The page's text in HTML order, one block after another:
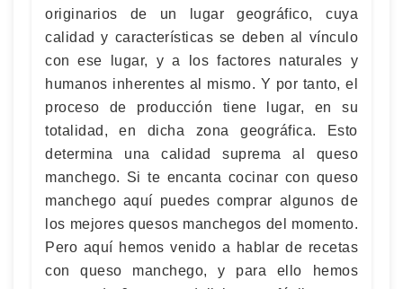
originarios de un lugar geográfico, cuya
calidad y características se deben al vínculo
con ese lugar, y a los factores naturales y
humanos inherentes al mismo. Y por tanto, el
proceso de producción tiene lugar, en su
totalidad, en dicha zona geográfica. Esto
determina una calidad suprema al queso
manchego. Si te encanta cocinar con queso
manchego aquí puedes comprar algunos de
los mejores quesos manchegos del momento.
Pero aquí hemos venido a hablar de recetas
con queso manchego, y para ello hemos